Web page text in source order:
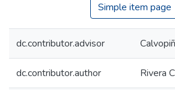
Simple item page
dc.contributor.advisor
dc.contributor.author Rivera